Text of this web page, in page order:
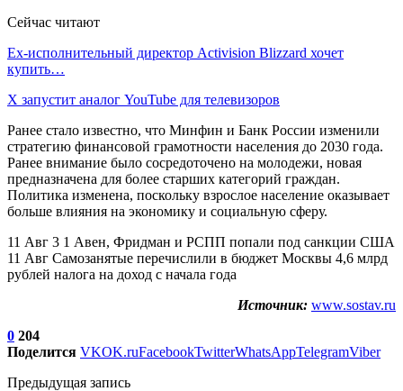
Сейчас читают
Ex-исполнительный директор Activision Blizzard хочет
купить…
X запустит аналог YouTube для телевизоров
Ранее стало известно, что Минфин и Банк России изменили
стратегию финансовой грамотности населения до 2030 года.
Ранее внимание было сосредоточено на молодежи, новая
предназначена для более старших категорий граждан.
Политика изменена, поскольку взрослое население оказывает
больше влияния на экономику и социальную сферу.
11 Авг 3 1 Авен, Фридман и РСПП попали под санкции США
11 Авг Самозанятые перечислили в бюджет Москвы 4,6 млрд
рублей налога на доход с начала года
Источник: www.sostav.ru
0 204
Поделится VKOK.ruFacebookTwitterWhatsAppTelegramViber
Предыдущая запись